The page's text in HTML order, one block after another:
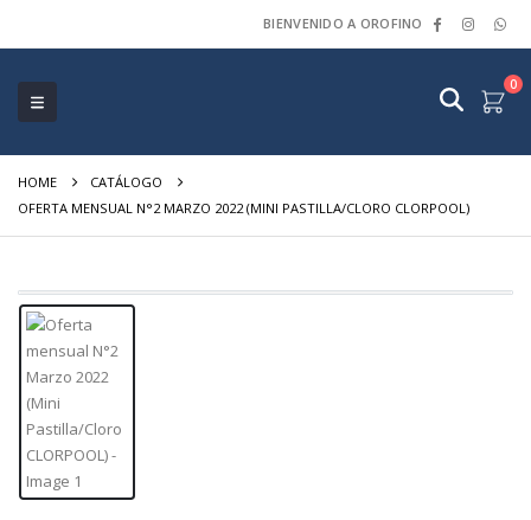
BIENVENIDO A OROFINO
0
HOME
CATÁLOGO
OFERTA MENSUAL N°2 MARZO 2022 (MINI PASTILLA/CLORO CLORPOOL)